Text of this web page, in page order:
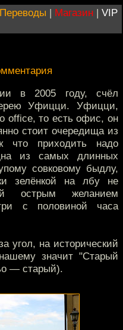
Переводы | Магазин | VIP
в 2005 году, счёл
Уфицци. Уфицци,
office, то есть офис, он
стоит очередища из
что приходить надо
из самых длинных
совковому быдлу,
зелёнкой на лбу не
острым желанием
с половиной часа
угол, на исторический
значит "Старый
— старый).